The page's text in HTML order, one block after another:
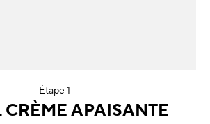
Étape 1
CRÈME APAISANTE